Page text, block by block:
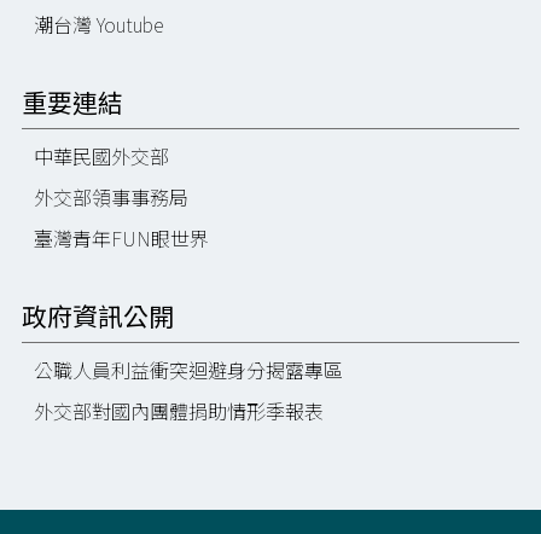
潮台灣 Youtube
重要連結
中華民國外交部
外交部領事事務局
臺灣青年FUN眼世界
政府資訊公開
公職人員利益衝突迴避身分揭露專區
外交部對國內團體捐助情形季報表